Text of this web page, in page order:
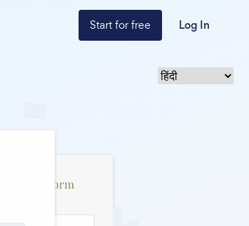
Start for free Log In